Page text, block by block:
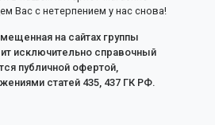
Вас с нетерпением у нас снова!
на сайтах группы
исключительно справочный
публичной офертой,
статей 435, 437 ГК РФ.